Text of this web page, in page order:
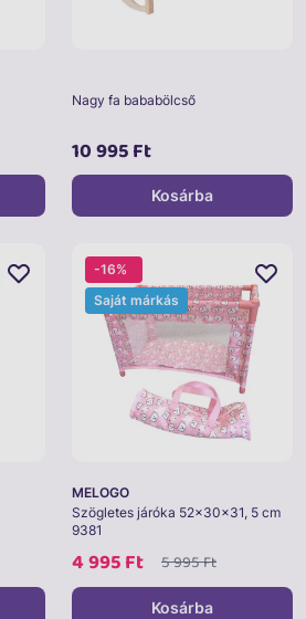
Nagy fa bababölcső
10 995 Ft
Kosárba
MELOGO
Szögletes járóka 52x30x31, 5 cm
9381
4 995 Ft 5 995 Ft
-16%
Saját márkás
Kosárba